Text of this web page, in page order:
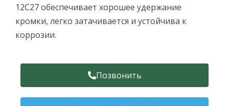
12C27 обеспечивает хорошее удержание
кромки, легко затачивается и устойчива к
коррозии.
Позвонить